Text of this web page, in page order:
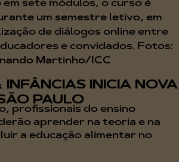
INFÂNCIAS INICIA NOVA
PAULO
profissionais do ensino
aprender na teoria e na
a educação alimentar no